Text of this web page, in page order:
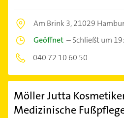
Am Brink 3,21029
Geöffnet –Schließt um
040 72 10 60 50
Möller Jutta
Medizinische